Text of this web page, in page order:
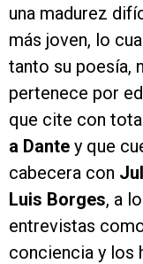
una madurez
más joven, lo
tanto su poesía,
pertenece por
que cite con
a Dante y que
cabecera con
Luis Borges, a
entrevistas
conciencia y los